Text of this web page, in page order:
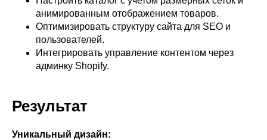
анимированным отображением товаров.
Оптимизировать структуру сайта для SEO и
пользователей.
Интегрировать управление контентом через
админку Shopify.
Результат
Уникальный дизайн: